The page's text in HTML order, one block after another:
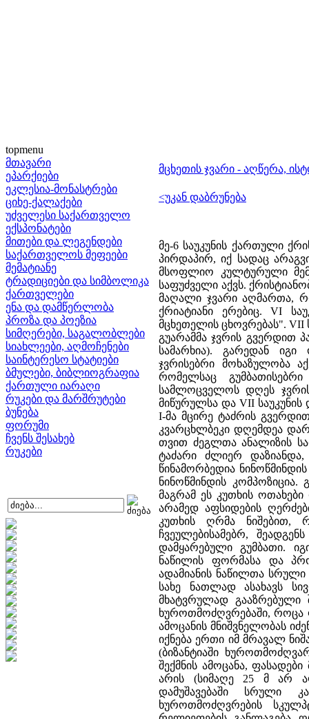
topmenu
მთავარი
ეპარქიები
ეკლესია-მონასტრები
ციხე-ქალაქები
უძველესი საქართველო
ექსპონატები
მითები და ლეგენდები
საქართველოს მეფეები
მემატიანე
ტრადიციები და სიმბოლიკა
ქართველები
ენა და დამწერლობა
პროზა და პოეზია
სიმღერები, საგალობლები
სიახლეები, აღმოჩენები
საინტერესო სტატიები
ბმულები, ბიბლიოგრაფია
ქართული იარაღი
რუკები და მარშრუტები
ბუნება
ფორუმი
ჩვენს შესახებ
რუკები
მცხეთის ჯვარი - აღწერა,
<უკან დაბრუნება
მე-6 საუკუნის ქართული
პირდაპირ, იქ სადაც
მსოფლიო კულტურული
საფუძველი აქვს.
მაღალი ჯვარი აღმართა,
ქრიატიანი ერებიც. VI
მცხეთელის ცხოვრებას". VII
გუარამმა ჯვრის გვერდით
სამარხია). გარედან იგი
ჯვრისებრი მოხაზულობა
რომელსაც
სამლოცველოს დღეს ჯვრის
მიწურულსა და VII საუკუნის
I-მა მცირე ტაძრის
კვარცხლბეკი დღემდეა
თვით ძეგლთა ანალიზის
ტაძარი ძლიერ
წინამორბედია
ნინოწმინდის კომპოზიცია.
მაგრამ ეს კუთხის
არამედ აფსიდების
კუთხის ღრმა ნიშებით,
ჩვეულებისამებრ,
დამყარებული გუმბათი.
ნაწილის ფორმასა და
ადამიანის ნაწილთა
სახე ნათლად ასახავს
მხატვრულად გააზრებული
ხუროთმოძღვრებაში, როცა
ამოცანის მნიშვნელობას
იქნება ერთი იმ მრავალ
(ბიზანტიაში
შექმნის ამოცანა,
არის (სიმაღე 25 მ არ
დამუშავებაში სრული
ხუროთმოძღვრების